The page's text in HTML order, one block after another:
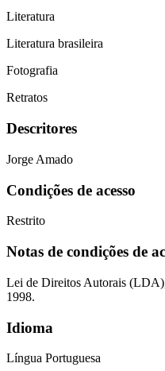
Literatura
Literatura brasileira
Fotografia
Retratos
Descritores
Jorge Amado
Condições de acesso
Restrito
Notas de condições de
Lei de Direitos Autorais
1998.
Idioma
Língua Portuguesa